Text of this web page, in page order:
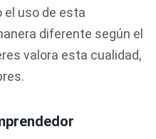
el uso de esta
diferente según el
valora esta cualidad,